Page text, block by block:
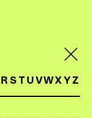
R S T UVWX YZ